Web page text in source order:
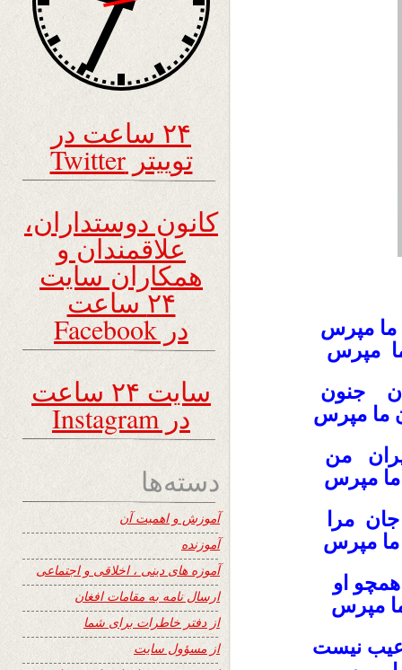
ما مپرس
مپرس
جنون
ما مپرس
من
مپرس
مرا
مپرس
او
مپرس
نیست
۲۴ ساعت در
توییتر Twitter
کانون دوستداران،
علاقمندان و
همکاران سایت
۲۴ ساعت
در Facebook
سایت ۲۴ ساعت
در Instagram
دسته‌ها
آموزش و اهمیت آن
آموزنده
آموزه های دینی ، اخلاقی و اجتماعی
ارسال نامه به مقامات افغان
از دفتر خاطرات برای شما
از مسؤول سایت